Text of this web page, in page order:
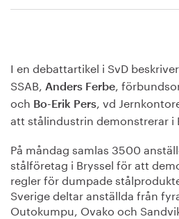
Om oss
I en debattartikel i SvD beskriver
SSAB, Anders Ferbe,
och Bo-Erik Pers, vd
att stålindustrin demonstrerar i
På måndag samlas 3500
stålföretag i Bryssel för att
regler för dumpade
Sverige deltar anställda från
Outokumpu, Ovako och